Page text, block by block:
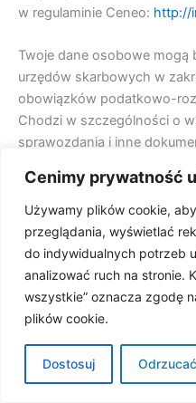
Cenimy prywatność
Używamy plików cookie,
przeglądania, wyświetlać
do indywidualnych potrzeb
analizować ruch na stronie.
wszystkie” oznacza zgodę
plików cookie.
Dostosuj Odrzucać
w regulaminie Ceneo: http://
Twoje dane osobowe
urzędów skarbowych w
obowiązków podatkowo-
Chodzi w szczególności o
sprawozdania i inne
Ponadto, w razie zaistnienia
dane osobowe mogą być
organom lub instytucjom
dostępu do danych na
jak służby policyjne,
temat szereg informacji
naszej strony. Chodzi, w